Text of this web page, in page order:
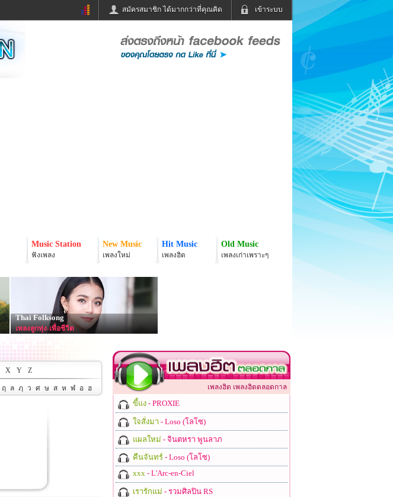
เข้าระบบ
สมัครสมาชิก ได้มากกว่าที่คุณคิด
ฟังวิทยุออนไลน์
Email
Music Station
ฟังเพลง
New Music
เพลงใหม่
Hit Music
เพลงฮิต
Old Music
เพลงเก่าเพราะๆ
Thai Folksong
เพลงลูกทุ่ง-เพื่อชีวิต
X Y Z
ฤ ล ฦ ว ศ ษ ส ห ฬ อ ฮ เพลงฮิต เพลงฮิตตลอดกาล
ขี้แง- PROXIE
ใจสั่งมา - Loso (โลโซ)
แผลใหม่ - จินตหรา พูนลาภ
คืนจันทร์- Loso (โลโซ)
xxx- L'Arc-en-Ciel
เรารักแม่ - รวมศิลปิน RS